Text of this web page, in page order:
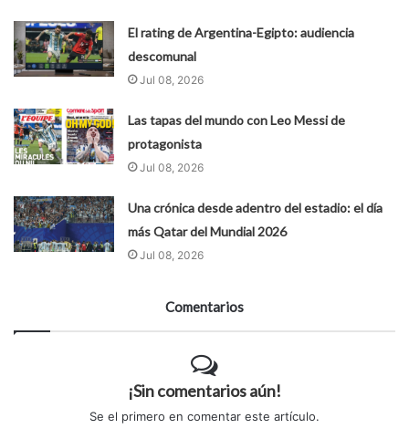
El rating de Argentina-Egipto: audiencia
descomunal
Jul 08, 2026
Las tapas del mundo con Leo Messi de
protagonista
Jul 08, 2026
Una crónica desde adentro del estadio: el día
más Qatar del Mundial 2026
Jul 08, 2026
Comentarios
¡Sin comentarios aún!
Se el primero en comentar este artículo.